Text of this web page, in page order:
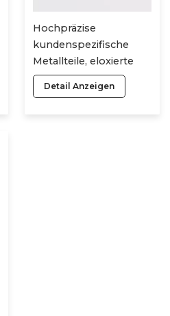
Hochpräzise
kundenspezifische
Metallteile, eloxierte
Aluminiumlegierungen,
Titankomponenten,
Detail Anzeigen